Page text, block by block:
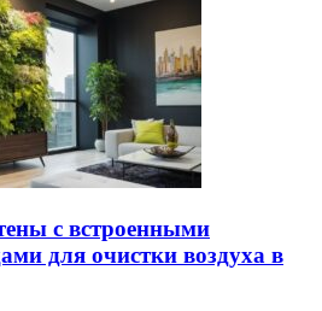
с встроенными
для очистки воздуха в